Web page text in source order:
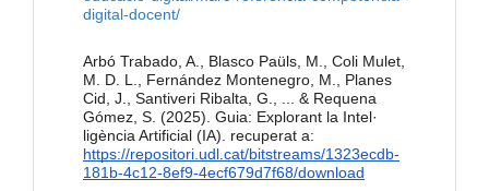
digital-docent/
Arbó Trabado, A., Blasco Paüls, M., Coli Mulet,
M. D. L., Fernández Montenegro, M., Planes
Cid, J., Santiveri Ribalta, G., ... & Requena
Gómez, S. (2025). Guia: Explorant la Intel·
ligència Artificial (IA). recuperat a:
https://repositori.udl.cat/bitstreams/1323ecdb-
181b-4c12-8ef9-4ecf679d7f68/download